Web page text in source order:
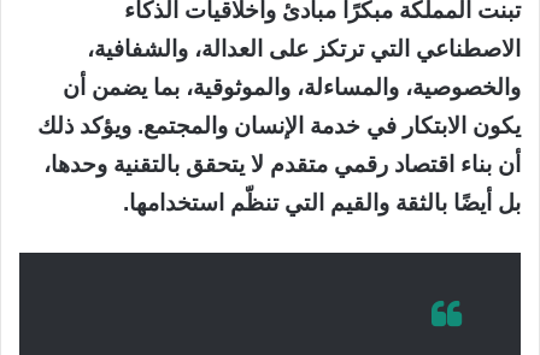
تبنت المملكة مبكرًا مبادئ وأخلاقيات الذكاء
الاصطناعي التي ترتكز على العدالة، والشفافية،
والخصوصية، والمساءلة، والموثوقية، بما يضمن أن
يكون الابتكار في خدمة الإنسان والمجتمع. ويؤكد ذلك
أن بناء اقتصاد رقمي متقدم لا يتحقق بالتقنية وحدها،
بل أيضًا بالثقة والقيم التي تنظّم استخدامها.